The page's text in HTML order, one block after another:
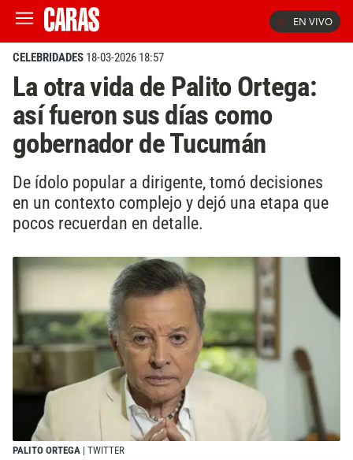
EN VIVO
CELEBRIDADES 18-03-2026 18:57
La otra vida de Palito Ortega:
así fueron sus días como
gobernador de Tucumán
De ídolo popular a dirigente, tomó decisiones
en un contexto complejo y dejó una etapa que
pocos recuerdan en detalle.
PALITO ORTEGA | TWITTER